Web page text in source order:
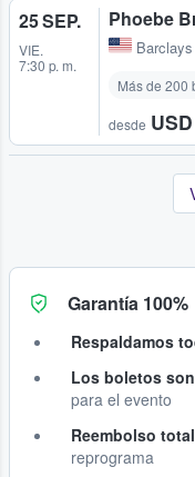
25 SEP.
VIE.
7:30 p. m.
Phoebe
Más de 200
desde
Garantía 100%
Respaldamos
Los boletos
para el evento
Reembolso
reprograma